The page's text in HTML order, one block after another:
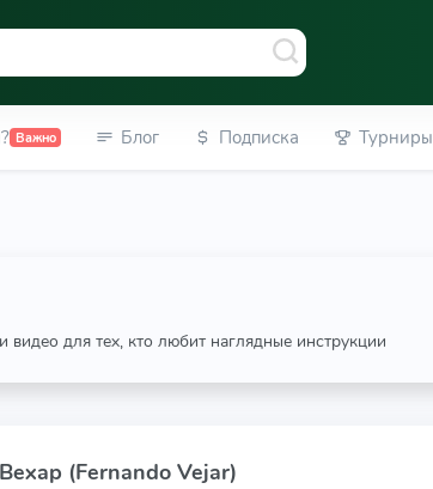
Важно Блог Подписка Турниры
для тех, кто любит наглядные инструкции
(Fernando Vejar)